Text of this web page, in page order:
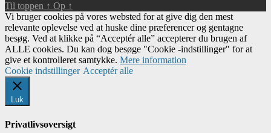
Til toppen ↑ Op ↑
Vi bruger cookies på vores websted for at give dig den mest
relevante oplevelse ved at huske dine præferencer og gentagne
besøg. Ved at klikke på “Acceptér alle” accepterer du brugen af ​​
ALLE cookies. Du kan dog besøge "Cookie -indstillinger" for at
give et kontrolleret samtykke. Mere information
Cookie indstillinger Acceptér alle
Luk
Privatlivsoversigt